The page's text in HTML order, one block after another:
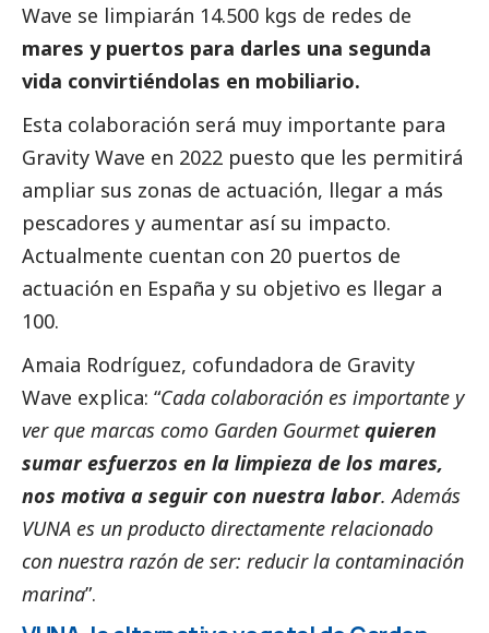
Wave se limpiarán 14.500 kgs de redes de
mares y puertos para darles una segunda
vida convirtiéndolas en mobiliario.
Esta colaboración será muy importante para
Gravity Wave en 2022 puesto que les permitirá
ampliar sus zonas de actuación, llegar a más
pescadores y aumentar así su impacto.
Actualmente cuentan con 20 puertos de
actuación en España y su objetivo es llegar a
100.
Amaia Rodríguez, cofundadora de Gravity
Wave explica: “Cada colaboración es importante y
ver que marcas como Garden Gourmetquieren
sumar esfuerzos en la limpieza de los mares,
nos motiva a seguir con nuestra labor. Además
VUNA es un producto directamente relacionado
con nuestra razón de ser: reducir la contaminación
marina”.